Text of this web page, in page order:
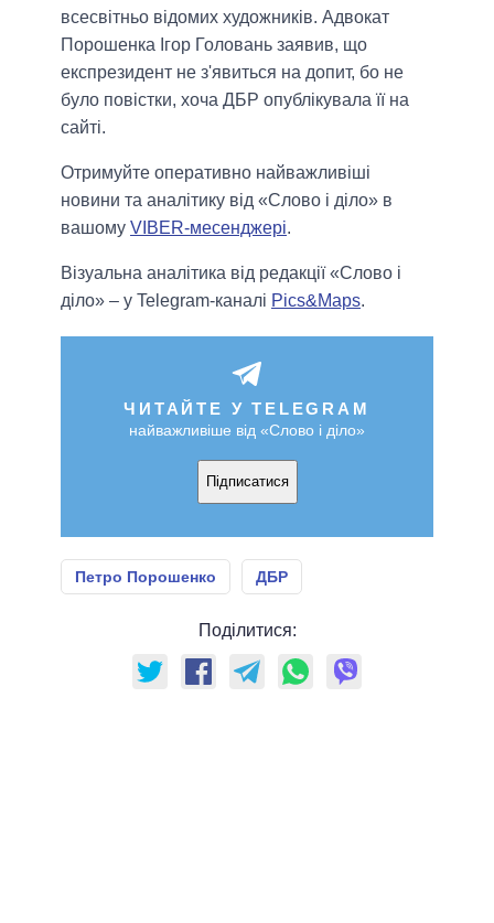
всесвітньо відомих художників. Адвокат
Порошенка Ігор Головань заявив, що
експрезидент не з'явиться на допит, бо не
було повістки, хоча ДБР опублікувала її на
сайті.
Отримуйте оперативно найважливіші
новини та аналітику від «Слово і діло» в
вашому VIBER-месенджері.
Візуальна аналітика від редакції «Слово і
діло» – у Telegram-каналі Pics&Maps.
ЧИТАЙТЕ У TELEGRAM
найважливіше від «Слово і діло»
Підписатися
Петро Порошенко ДБР
Поділитися: